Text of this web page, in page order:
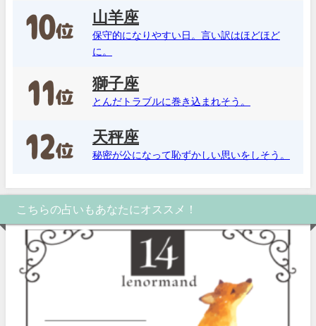
山羊座
保守的になりやすい日。言い訳はほどほど
に。
獅子座
とんだトラブルに巻き込まれそう。
天秤座
秘密が公になって恥ずかしい思いをしそう。
こちらの占いもあなたにオススメ！